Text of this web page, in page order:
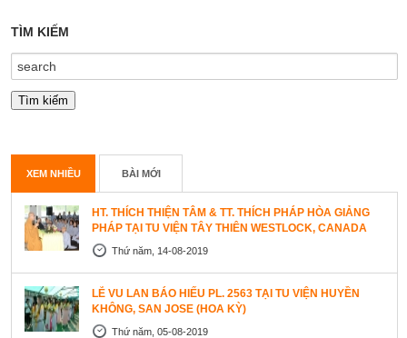
TÌM KIẾM
XEM NHIỀU BÀI MỚI
HT. THÍCH THIỆN TÂM & TT. THÍCH PHÁP HÒA GIẢNG
PHÁP TẠI TU VIỆN TÂY THIÊN WESTLOCK, CANADA
Thứ năm, 14-08-2019
LỄ VU LAN BÁO HIẾU PL. 2563 TẠI TU VIỆN HUYỀN
KHÔNG, SAN JOSE (HOA KỲ)
Thứ năm, 05-08-2019